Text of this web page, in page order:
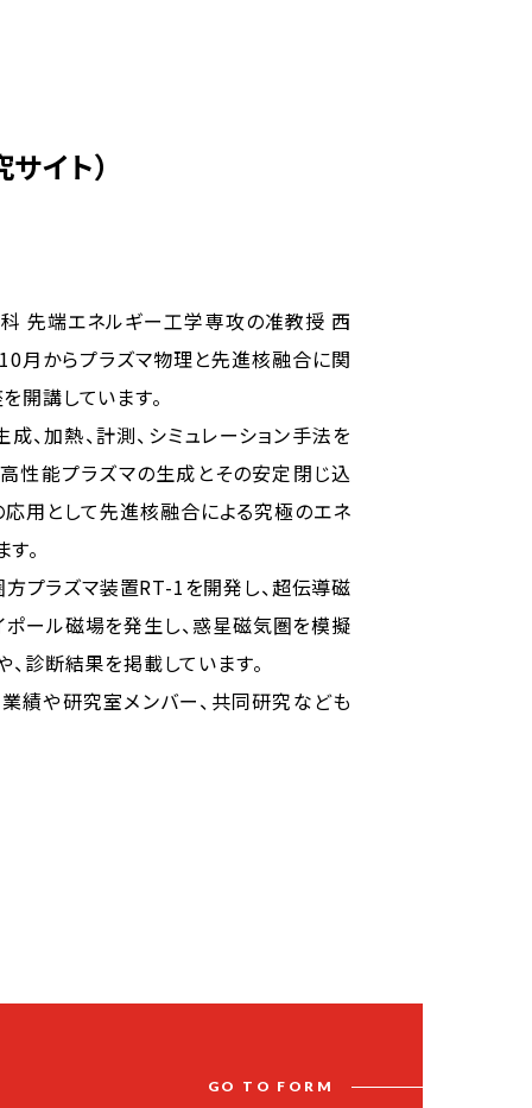
イト）
先端エネルギー工学専攻の准教授 西
月からプラズマ物理と先進核融合に関
開講しています。
、加熱、計測、シミュレーション手法を
性能プラズマの生成とその安定閉じ込
用として先進核融合による究極のエネ
。
プラズマ装置RT-1を開発し、超伝導磁
ール磁場を発生し、惑星磁気圏を模擬
診断結果を掲載しています。
績や研究室メンバー、共同研究なども
G O T O F O R M